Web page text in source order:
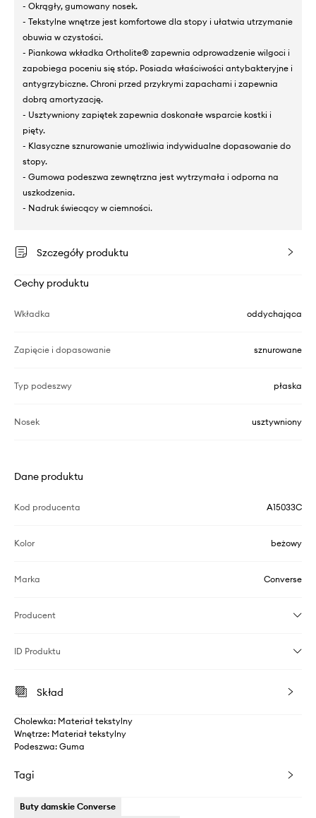
- Okrągły, gumowany nosek.
- Tekstylne wnętrze jest komfortowe dla stopy i ułatwia utrzymanie
obuwia w czystości.
- Piankowa wkładka Ortholite® zapewnia odprowadzenie wilgoci i
zapobiega poceniu się stóp. Posiada właściwości antybakteryjne i
antygrzybiczne. Chroni przed przykrymi zapachami i zapewnia
dobrą amortyzację.
- Usztywniony zapiętek zapewnia doskonałe wsparcie kostki i
pięty.
- Klasyczne sznurowanie umożliwia indywidualne dopasowanie do
stopy.
- Gumowa podeszwa zewnętrzna jest wytrzymała i odporna na
uszkodzenia.
- Nadruk świecący w ciemności.
Szczegóły produktu
Cechy produktu
Wkładka oddychająca
Zapięcie i dopasowanie sznurowane
Typ podeszwy płaska
Nosek usztywniony
Dane produktu
Kod producenta A15033C
Kolor beżowy
Marka Converse
Producent
ID Produktu
Skład
Cholewka: Materiał tekstylny
Wnętrze: Materiał tekstylny
Podeszwa: Guma
Tagi
Buty damskie Converse